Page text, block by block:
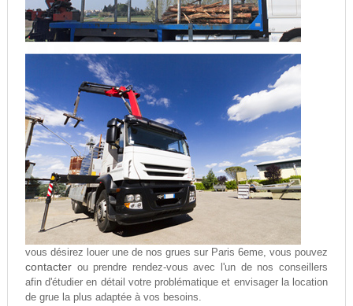
vous désirez louer une de nos grues sur Paris 6eme, vous pouvez
contacterou prendre rendez-vous avec l'un de nos conseillers
afin d'étudier en détail votre problématique et envisager la location
de grue la plus adaptée à vos besoins.